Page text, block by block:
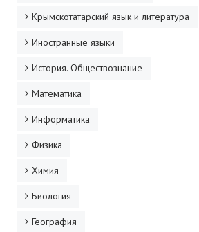
Крымскотатарский язык и литература
Иностранные языки
История. Обществознание
Математика
Информатика
Физика
Химия
Биология
География